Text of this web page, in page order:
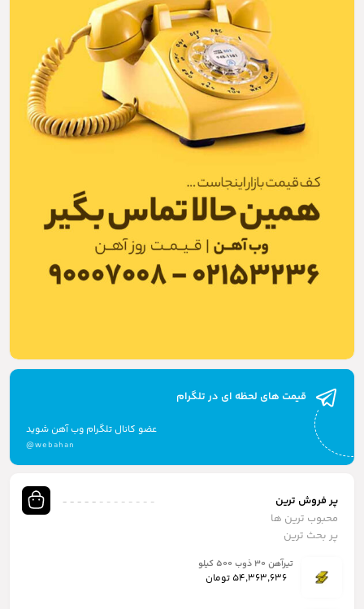
قیمت های لحظه ای در تلگرام
عضو کانال تلگرام وب آهن شوید
@webahan
پر فروش ترین
محبوب ترین ها
پر بحث ترین
تیرآهن ۳۰ ذوب ۵۰۰ کیلو
54,363,636تومان